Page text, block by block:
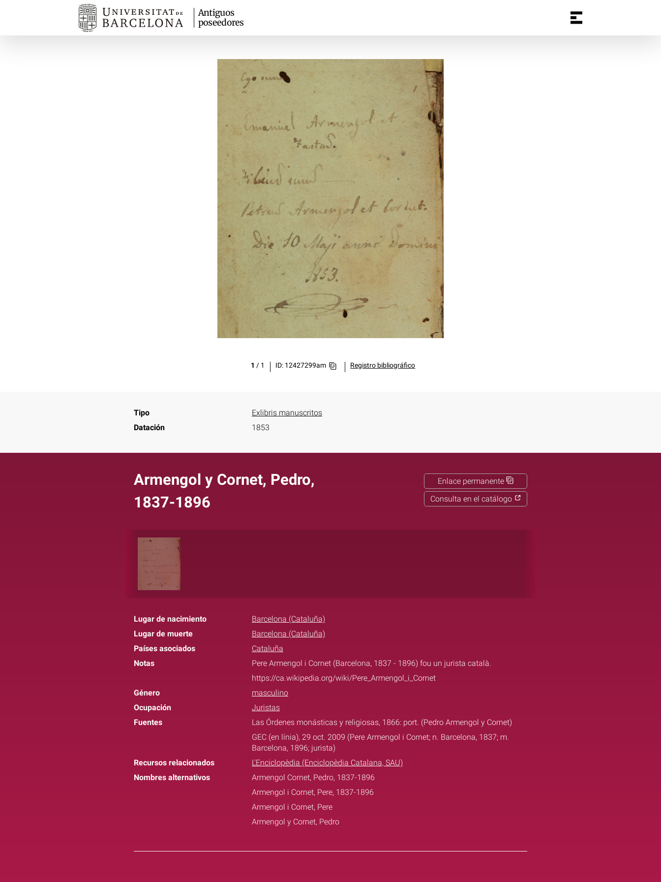
Antiguos
poseedores
1 / 1 ID: 12427299am Registro bibliográfico
Tipo
Exlibris manuscritos
Datación
1853
Armengol y Cornet, Pedro,
1837-1896
Enlace permanente
Consulta en el catálogo
Lugar de nacimiento
Barcelona (Cataluña)
Lugar de muerte
Barcelona (Cataluña)
Países asociados
Cataluña
Notas
Pere Armengol i Cornet (Barcelona, 1837 - 1896) fou un jurista català.
https://ca.wikipedia.org/wiki/Pere_Armengol_i_Cornet
Género
masculino
Ocupación
Juristas
Fuentes
Las Órdenes monásticas y religiosas, 1866: port. (Pedro Armengol y Cornet)
GEC (en línia), 29 oct. 2009 (Pere Armengol i Cornet; n. Barcelona, 1837; m.
Barcelona, 1896; jurista)
Recursos relacionados
L'Enciclopèdia (Enciclopèdia Catalana, SAU)
Nombres alternativos
Armengol Cornet, Pedro, 1837-1896
Armengol i Cornet, Pere, 1837-1896
Armengol i Cornet, Pere
Armengol y Cornet, Pedro